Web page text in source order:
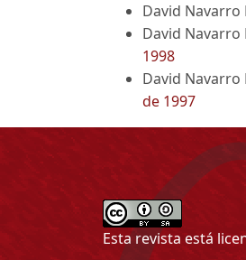
David Navarro
David Navarro
1998
David Navarro
de 1997
Esta revista está